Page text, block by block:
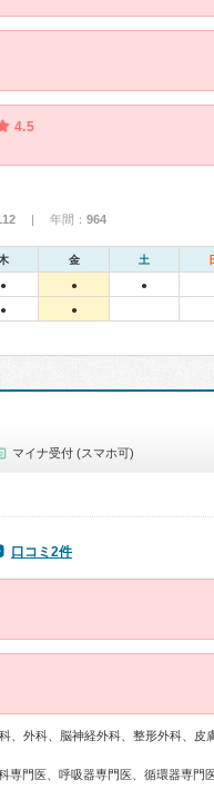
4.5
| 年間： 964
金 土
● ● ●
● ●
マイナ受付 (スマホ可)
口コミ2件
、外科、脳神経外科、整形外科、皮